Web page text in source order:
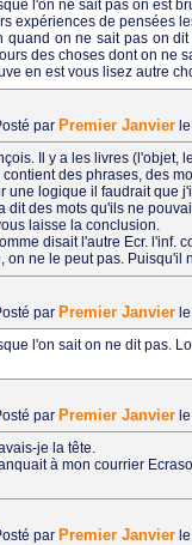
l'on ne sait pas on est
expériences de pensées
quand on ne sait pas on
des choses dont on ne
en est vous lisez autre
par Premier Janvier
Il y a les livres (l'objet,
contient des phrases, des
une logique il faudrait que
dit des mots qu'ils ne
laisse la conclusion.
disait l'autre Ecr. l'inf.
on ne le peut pas. Puisqu'il
par Premier Janvier
l'on sait on ne dit pas.
par Premier Janvier
je la tête.
à mon courrier
par Premier Janvier